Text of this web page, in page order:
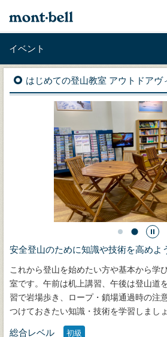
イベント
はじめての登山教室 アウトドアヴ
安全登山のために知識や技術を高めよ
これから登山を始めたい方や基本から学
室です。午前は机上講習、午後は登山道
習で岩場歩き、ロープ・鎖場通過時の注
つけておきたい知識・技術を学習しましょ
総合レベル 初級